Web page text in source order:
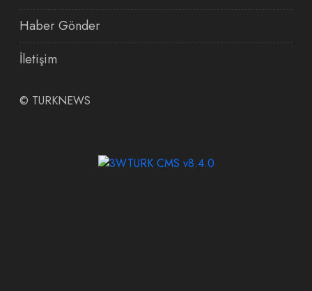
Haber Gönder
İletişim
© TURKNEWS